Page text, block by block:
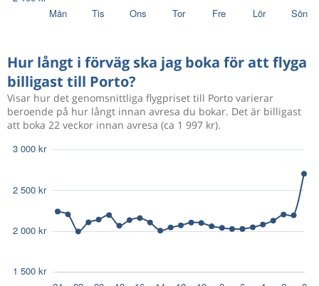
Hur långt i förväg ska jag boka för att flyga
billigast till Porto?
Visar hur det genomsnittliga flygpriset till Porto varierar
beroende på hur långt innan avresa du bokar. Det är billigast
att boka 22 veckor innan avresa (ca 1 997 kr).